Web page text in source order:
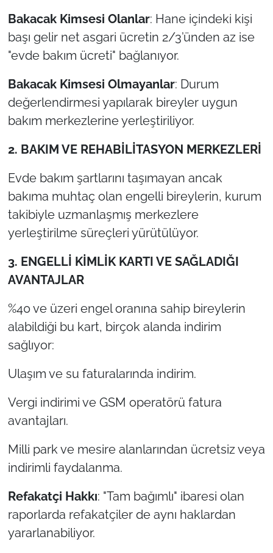
Bakacak Kimsesi Olanlar: Hane içindeki kişi
başı gelir net asgari ücretin 2/3’ünden az ise
"evde bakım ücreti" bağlanıyor.
Bakacak Kimsesi Olmayanlar: Durum
değerlendirmesi yapılarak bireyler uygun
bakım merkezlerine yerleştiriliyor.
2. BAKIM VE REHABİLİTASYON MERKEZLERİ
Evde bakım şartlarını taşımayan ancak
bakıma muhtaç olan engelli bireylerin, kurum
takibiyle uzmanlaşmış merkezlere
yerleştirilme süreçleri yürütülüyor.
3. ENGELLİ KİMLİK KARTI VE SAĞLADIĞI
AVANTAJLAR
%40 ve üzeri engel oranına sahip bireylerin
alabildiği bu kart, birçok alanda indirim
sağlıyor:
Ulaşım ve su faturalarında indirim.
Vergi indirimi ve GSM operatörü fatura
avantajları.
Milli park ve mesire alanlarından ücretsiz veya
indirimli faydalanma.
Refakatçi Hakkı: "Tam bağımlı" ibaresi olan
raporlarda refakatçiler de aynı haklardan
yararlanabiliyor.